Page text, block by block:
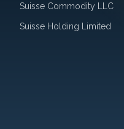
Suisse Commodity LLC
Suisse Holding Limited